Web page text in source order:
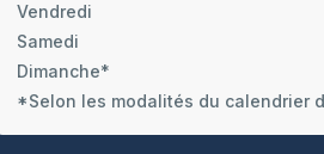
Vendredi
Samedi
Dimanche*
*Selon les modalités du calendrier